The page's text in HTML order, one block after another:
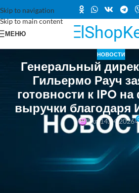
Skip to navigation
Skip to main content
МЕНЮ
НОВОСТИ
Генеральный
Гильермо Рауч
готовности к IPO
выручки благодаря
Вкл 14.04.2026
"Когда я начинал эту компанию, только
могли разрабатывать приложения," —
Vercel Гильермо Раух на конференции
прошлой неделе. "Сейчас мы видим, что